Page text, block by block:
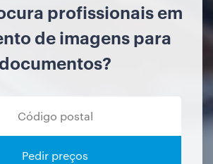
profissionais em
de imagens para
documentos?
Pedir preços